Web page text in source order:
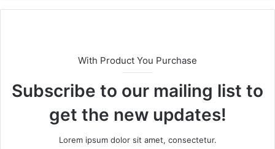
te
With Product You Purchase
Subscribe to our mailing list to
get the new updates!
Lorem ipsum dolor sit amet, consectetur.